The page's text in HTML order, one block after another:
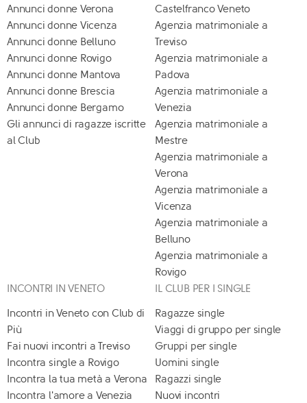
Annunci donne Verona
Annunci donne Vicenza
Annunci donne Belluno
Annunci donne Rovigo
Annunci donne Mantova
Annunci donne Brescia
Annunci donne Bergamo
Gli annunci di ragazze iscritte
al Club
Castelfranco Veneto
Agenzia matrimoniale a
Treviso
Agenzia matrimoniale a
Padova
Agenzia matrimoniale a
Venezia
Agenzia matrimoniale a
Mestre
Agenzia matrimoniale a
Verona
Agenzia matrimoniale a
Vicenza
Agenzia matrimoniale a
Belluno
Agenzia matrimoniale a
Rovigo
INCONTRI IN VENETO
Incontri in Veneto con Club di
Più
Fai nuovi incontri a Treviso
Incontra single a Rovigo
Incontra la tua metà a Verona
Incontra l'amore a Venezia
IL CLUB PER I SINGLE
Ragazze single
Viaggi di gruppo per single
Gruppi per single
Uomini single
Ragazzi single
Nuovi incontri